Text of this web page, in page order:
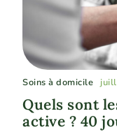
Soins à domicile
Quels sont
active ? 40